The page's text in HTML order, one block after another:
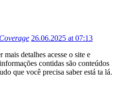
26.06.2025 at 07:13
mais detalhes acesse o site e
contidas são conteúdos
que você precisa saber está ta lá.